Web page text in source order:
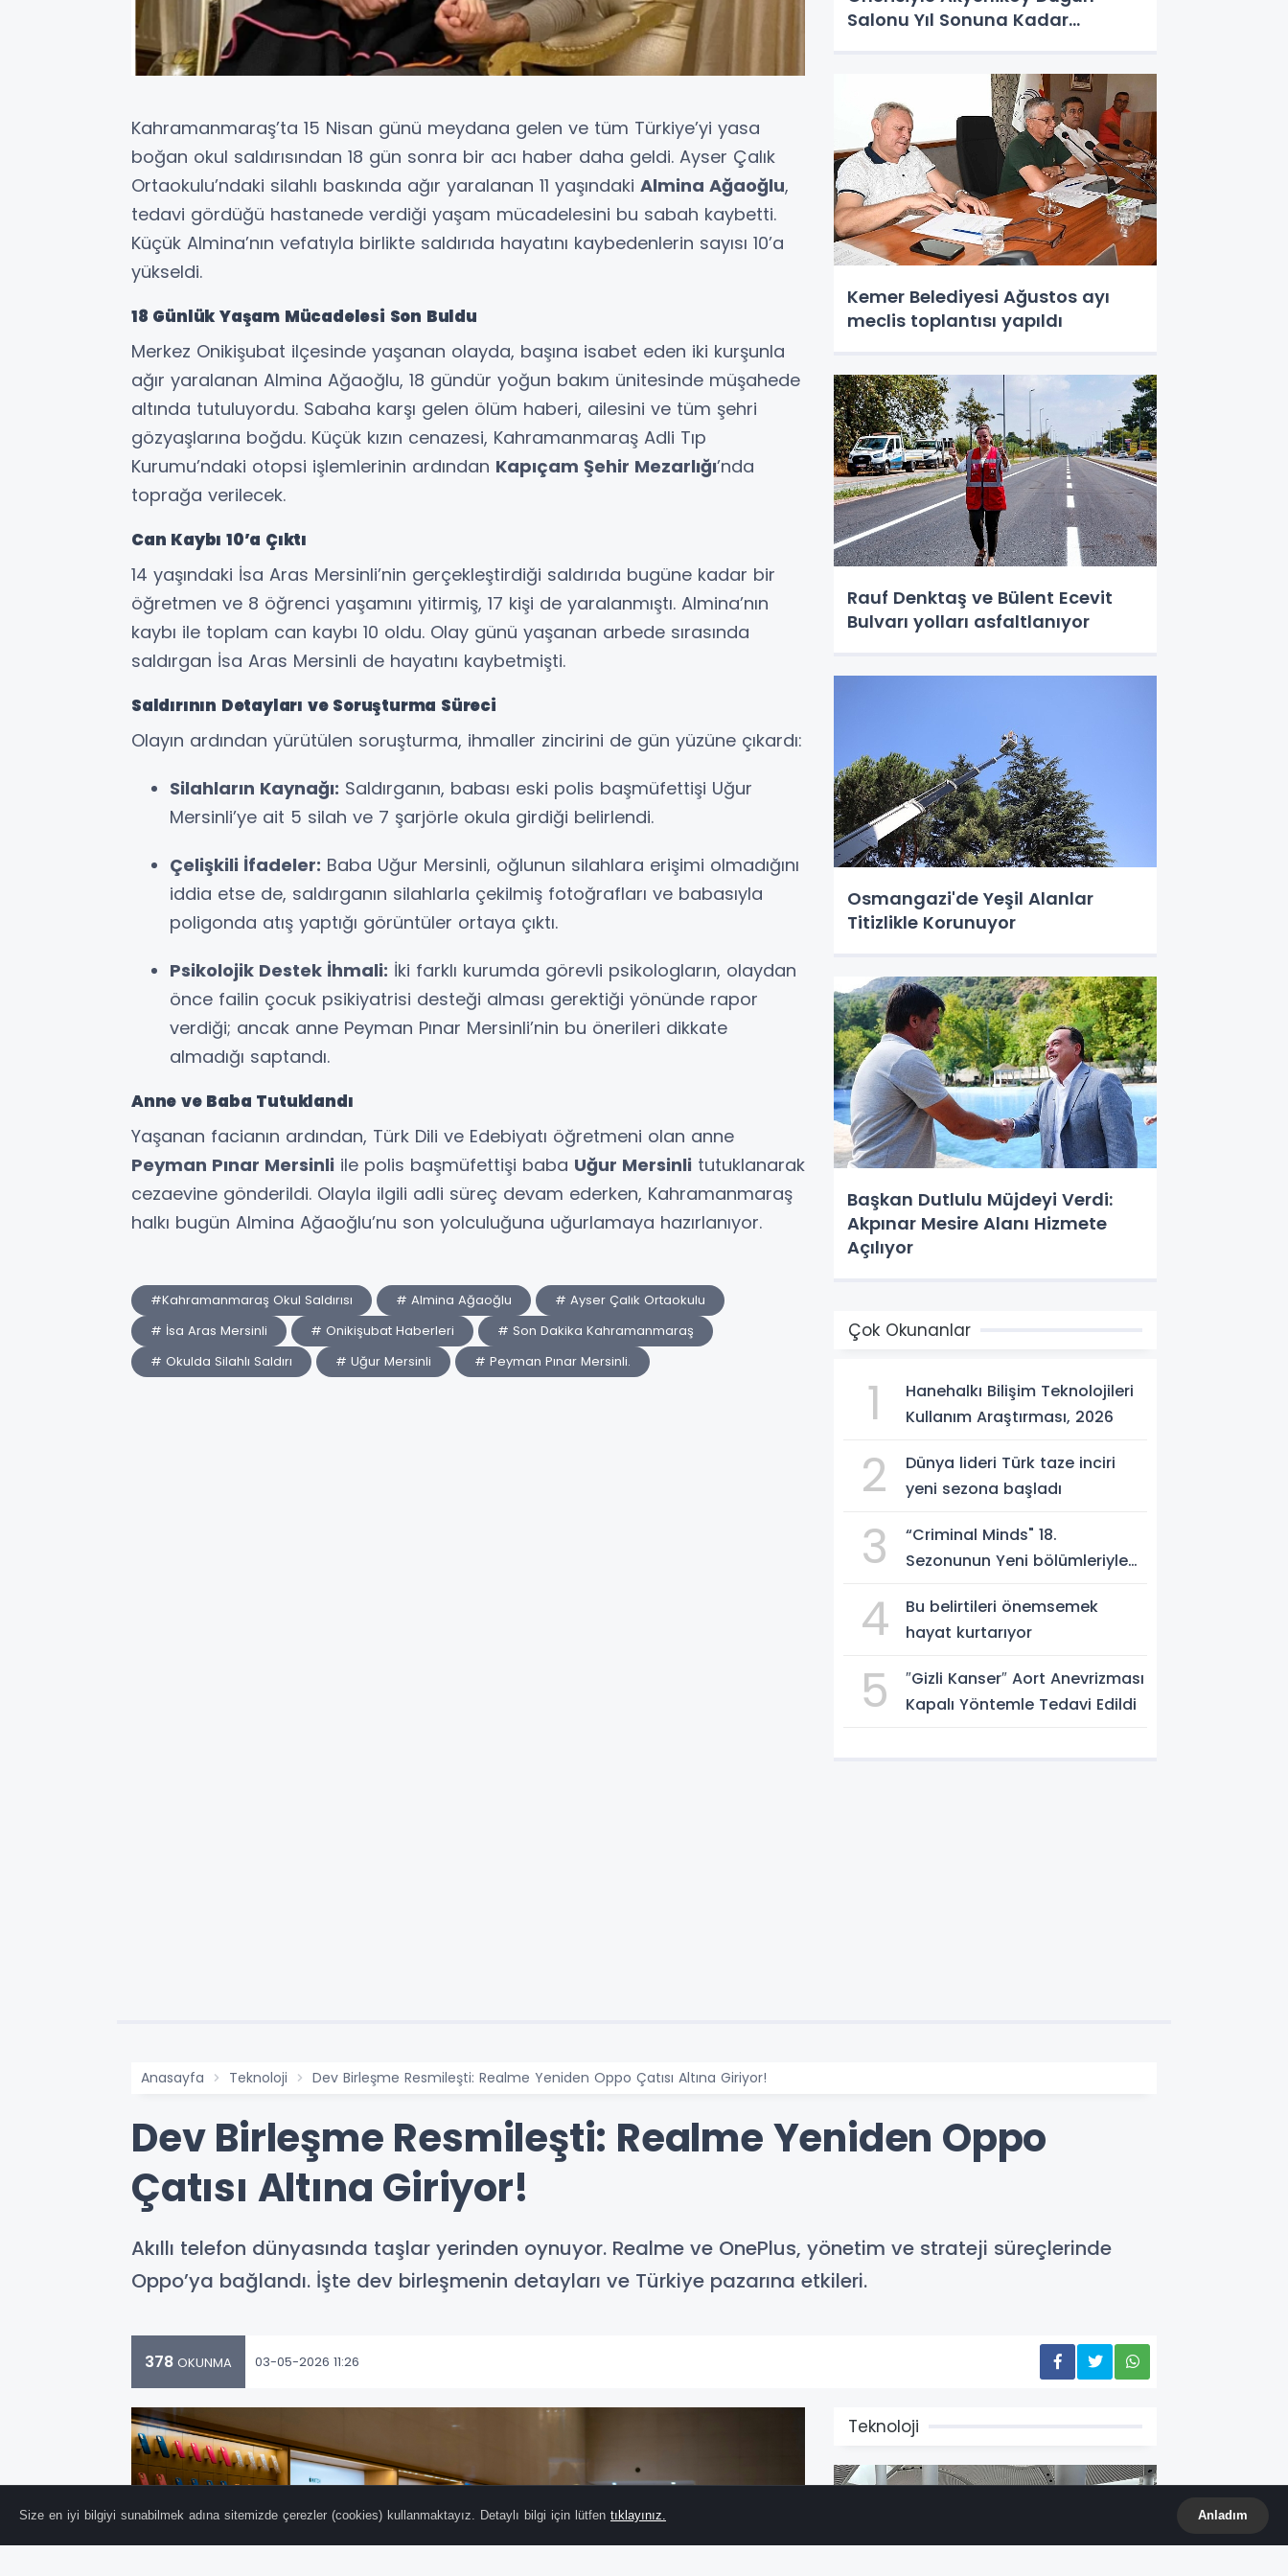
Kahramanmaraş’ta 15 Nisan günü meydana gelen ve tüm Türkiye’yi yasa
boğan okul saldırısından 18 gün sonra bir acı haber daha geldi. Ayser Çalık
Ortaokulu’ndaki silahlı baskında ağır yaralanan 11 yaşındaki Almina Ağaoğlu,
tedavi gördüğü hastanede verdiği yaşam mücadelesini bu sabah kaybetti.
Küçük Almina’nın vefatıyla birlikte saldırıda hayatını kaybedenlerin sayısı 10’a
yükseldi.
18 Günlük Yaşam Mücadelesi Son Buldu
Merkez Onikişubat ilçesinde yaşanan olayda, başına isabet eden iki kurşunla
ağır yaralanan Almina Ağaoğlu, 18 gündür yoğun bakım ünitesinde müşahede
altında tutuluyordu. Sabaha karşı gelen ölüm haberi, ailesini ve tüm şehri
gözyaşlarına boğdu. Küçük kızın cenazesi, Kahramanmaraş Adli Tıp
Kurumu’ndaki otopsi işlemlerinin ardından Kapıçam Şehir Mezarlığı’nda
toprağa verilecek.
Can Kaybı 10’a Çıktı
14 yaşındaki İsa Aras Mersinli’nin gerçekleştirdiği saldırıda bugüne kadar bir
öğretmen ve 8 öğrenci yaşamını yitirmiş, 17 kişi de yaralanmıştı. Almina’nın
kaybı ile toplam can kaybı 10 oldu. Olay günü yaşanan arbede sırasında
saldırgan İsa Aras Mersinli de hayatını kaybetmişti.
Saldırının Detayları ve Soruşturma Süreci
Olayın ardından yürütülen soruşturma, ihmaller zincirini de gün yüzüne çıkardı:
Silahların Kaynağı: Saldırganın, babası eski polis başmüfettişi Uğur
Mersinli’ye ait 5 silah ve 7 şarjörle okula girdiği belirlendi.
Çelişkili İfadeler: Baba Uğur Mersinli, oğlunun silahlara erişimi olmadığını
iddia etse de, saldırganın silahlarla çekilmiş fotoğrafları ve babasıyla
poligonda atış yaptığı görüntüler ortaya çıktı.
Psikolojik Destek İhmali: İki farklı kurumda görevli psikologların, olaydan
önce failin çocuk psikiyatrisi desteği alması gerektiği yönünde rapor
verdiği; ancak anne Peyman Pınar Mersinli’nin bu önerileri dikkate
almadığı saptandı.
Anne ve Baba Tutuklandı
Yaşanan facianın ardından, Türk Dili ve Edebiyatı öğretmeni olan anne
Peyman Pınar Mersinli ile polis başmüfettişi baba Uğur Mersinli tutuklanarak
cezaevine gönderildi. Olayla ilgili adli süreç devam ederken, Kahramanmaraş
halkı bugün Almina Ağaoğlu’nu son yolculuğuna uğurlamaya hazırlanıyor.
#Kahramanmaraş Okul Saldırısı # Almina Ağaoğlu
# Ayser Çalık Ortaokulu
# İsa Aras Mersinli
# Onikişubat Haberleri
# Son Dakika Kahramanmaraş
# Okulda Silahlı Saldırı
# Uğur Mersinli # Peyman Pınar Mersinli.
Salonu Yıl Sonuna Kadar
Kemer Belediyesi Ağustos ayı
meclis toplantısı yapıldı
Rauf Denktaş ve Bülent Ecevit
Bulvarı yolları asfaltlanıyor
Osmangazi'de Yeşil Alanlar
Titizlikle Korunuyor
Başkan Dutlulu Müjdeyi Verdi:
Akpınar Mesire Alanı Hizmete
Açılıyor
Çok Okunanlar
1
Hanehalkı Bilişim Teknolojileri
Kullanım Araştırması, 2026
2
Dünya lideri Türk taze inciri
yeni sezona başladı
3
“Criminal Minds" 18.
Sezonunun Yeni bölümleriyle
Perşembe Günleri 21.30'da FX
Ekranlarında İzleyicilerle
4
Bu belirtileri önemsemek
hayat kurtarıyor
5
″Gizli Kanser″ Aort Anevrizması
Kapalı Yöntemle Tedavi Edildi
Anasayfa Teknoloji Dev Birleşme Resmileşti: Realme Yeniden Oppo Çatısı Altına Giriyor!
Dev Birleşme Resmileşti: Realme Yeniden Oppo
Çatısı Altına Giriyor!
Akıllı telefon dünyasında taşlar yerinden oynuyor. Realme ve OnePlus, yönetim ve strateji süreçlerinde
Oppo’ya bağlandı. İşte dev birleşmenin detayları ve Türkiye pazarına etkileri.
378 OKUNMA 03-05-2026 11:26
Teknoloji
Size en iyi bilgiyi sunabilmek adına sitemizde çerezler (cookies) kullanmaktayız. Detaylı bilgi için lütfen tıklayınız. Anladım